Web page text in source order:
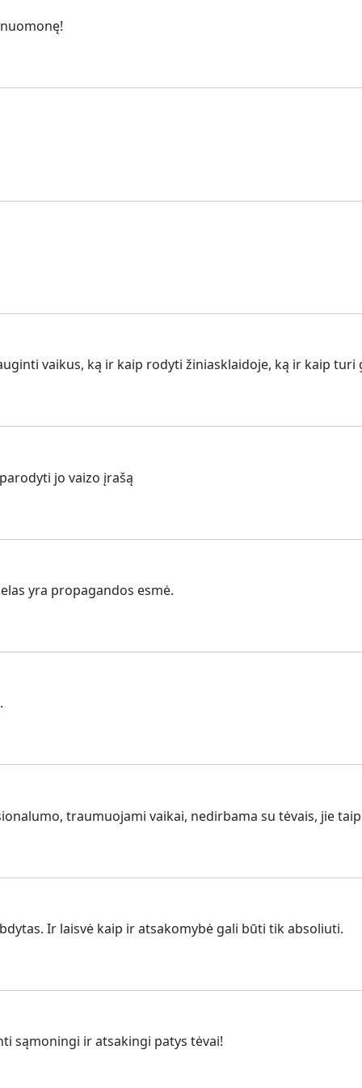
vaikus, ką ir kaip rodyti žiniasklaidoje, ką ir kaip
jo vaizo įrašą
yra propagandos esmė.
traumuojami vaikai, nedirbama su tėvais, jie
Ir laisvė kaip ir atsakomybė gali būti tik absoliuti.
sąmoningi ir atsakingi patys tėvai!